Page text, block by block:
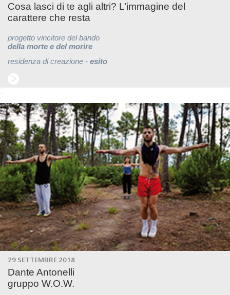
Cosa lasci di te agli altri? L’immagine del
carattere che resta
progetto vincitore del bando
della morte e del morire
residenza di creazione - esito
-
29 SETTEMBRE 2018
Dante Antonelli
gruppo W.O.W.